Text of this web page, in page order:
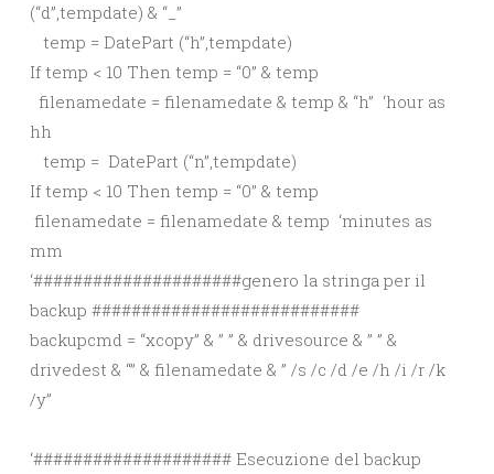
(“d”,tempdate) & “_”
temp = DatePart (“h”,tempdate)
If temp < 10 Then temp = “0” & temp
filenamedate = filenamedate & temp & “h” ‘hour as
hh
temp = DatePart (“n”,tempdate)
If temp < 10 Then temp = “0” & temp
filenamedate = filenamedate & temp ‘minutes as
mm
‘#####################genero la stringa per il
backup ###########################
backupcmd = “xcopy” & ” ” & drivesource & ” ” &
drivedest & “” & filenamedate & ” /s /c /d /e /h /i /r /k
/y”
‘#################### Esecuzione del backup